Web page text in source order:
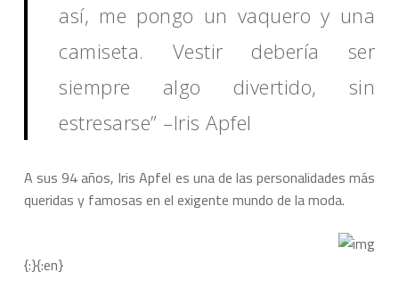
así, me pongo un vaquero y una
camiseta. Vestir debería ser
siempre algo divertido, sin
estresarse” –Iris Apfel
A sus 94 años, Iris Apfel es una de las personalidades más
queridas y famosas en el exigente mundo de la moda.
{:}{:en}